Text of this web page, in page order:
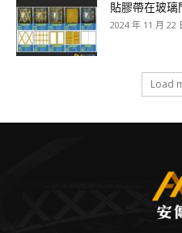
貼膠帶在玻璃
2024 年 11 月 22
Load